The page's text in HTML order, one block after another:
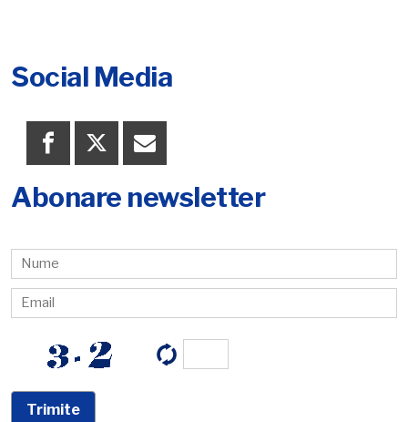
Social Media
Abonare newsletter